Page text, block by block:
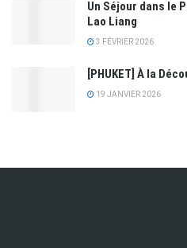
Un Séjour dans le
Lao Liang
3 FÉVRIER 2026
[PHUKET] À la
19 JANVIER 2026